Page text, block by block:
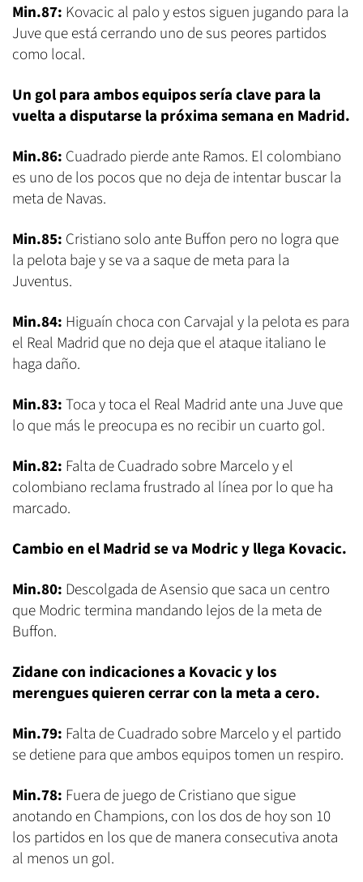
Min.87: Kovacic al palo y estos siguen jugando para la
Juve que está cerrando uno de sus peores partidos
como local.
Un gol para ambos equipos sería clave para la
vuelta a disputarse la próxima semana en Madrid.
Min.86: Cuadrado pierde ante Ramos. El colombiano
es uno de los pocos que no deja de intentar buscar la
meta de Navas.
Min.85: Cristiano solo ante Buffon pero no logra que
la pelota baje y se va a saque de meta para la
Juventus.
Min.84: Higuaín choca con Carvajal y la pelota es para
el Real Madrid que no deja que el ataque italiano le
haga daño.
Min.83:Toca y toca el Real Madrid ante una Juve que
lo que más le preocupa es no recibir un cuarto gol.
Min.82: Falta de Cuadrado sobre Marcelo y el
colombiano reclama frustrado al línea por lo que ha
marcado.
Cambio en el Madrid se va Modric y llega Kovacic.
Min.80: Descolgada de Asensio que saca un centro
que Modric termina mandando lejos de la meta de
Buffon.
Zidane con indicaciones a Kovacic y los
merengues quieren cerrar con la meta a cero.
Min.79: Falta de Cuadrado sobre Marcelo y el partido
se detiene para que ambos equipos tomen un respiro.
Min.78: Fuera de juego de Cristiano que sigue
anotando en Champions, con los dos de hoy son 10
los partidos en los que de manera consecutiva anota
al menos un gol.